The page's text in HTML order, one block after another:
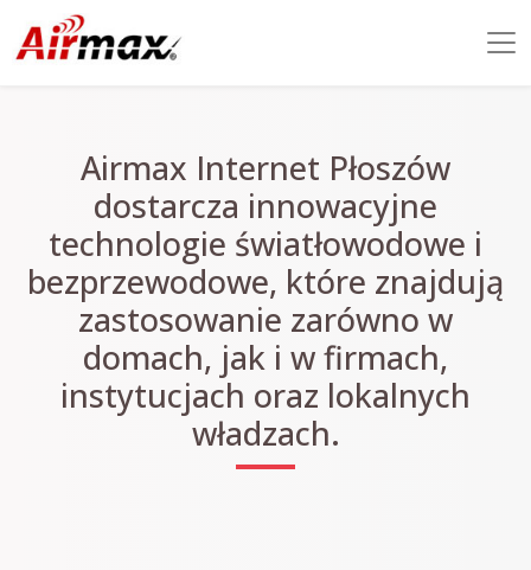
Airmax Internet Płoszów
dostarcza innowacyjne
technologie światłowodowe i
bezprzewodowe, które znajdują
zastosowanie zarówno w
domach, jak i w firmach,
instytucjach oraz lokalnych
władzach.